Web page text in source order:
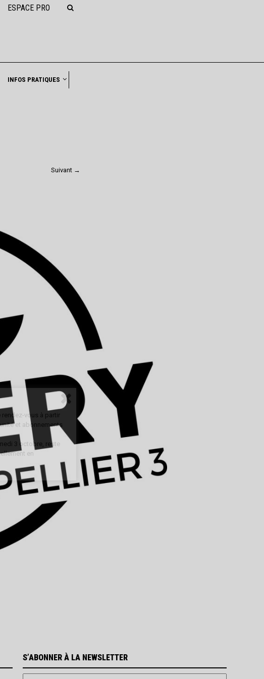
ESPACE PRO
INFOS PRATIQUES
Suivant →
S’ABONNER À LA NEWSLETTER
vous à partir
et abonnements
3 octobre, reste
en